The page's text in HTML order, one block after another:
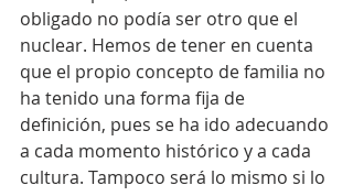
obligado no podía ser otro que el
nuclear. Hemos de tener en cuenta
que el propio concepto de familia no
ha tenido una forma fija de
definición, pues se ha ido adecuando
a cada momento histórico y a cada
cultura. Tampoco será lo mismo si lo